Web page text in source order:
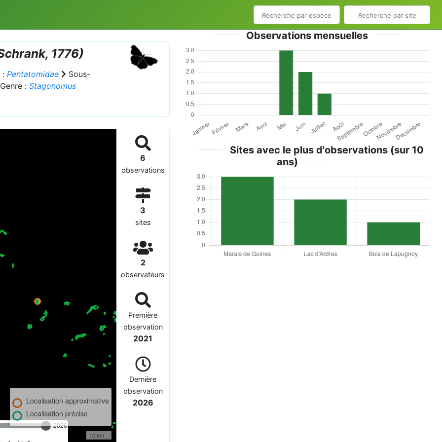
1776)
: Pentatomidae
Sous-
: Stagonomus
2026
Localisation approximative
Localisation précise
10 km
6
observations
3
sites
2
observateurs
Première
observation
2021
Dernière
observation
2026
Observations mensuelles
Sites avec le plus d'observations (sur 10
ans)